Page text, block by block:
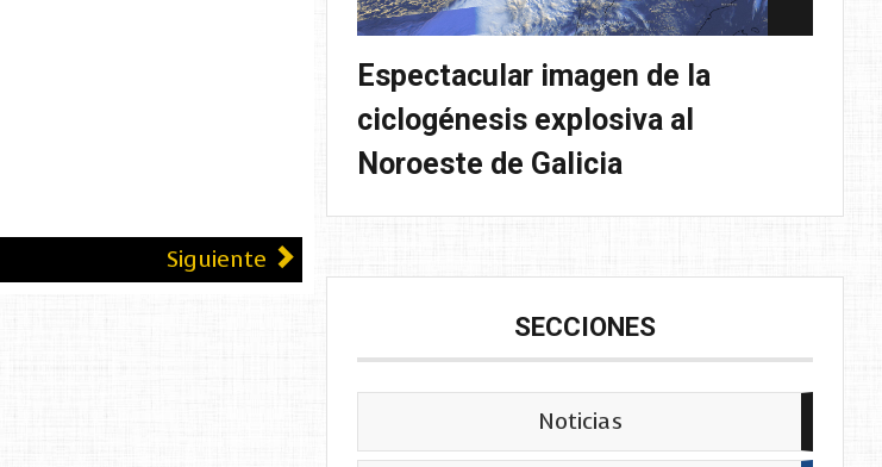
Siguiente
Espectacular imagen de la
ciclogénesis explosiva al
Noroeste de Galicia
SECCIONES
Noticias